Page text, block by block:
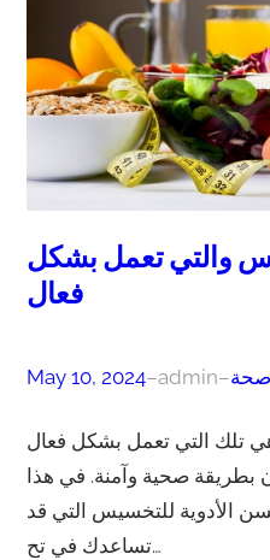
والتي تعمل بشكل
فعال
May 10, 2024–admin–صحة
تلك التي تعمل بشكل فعال
بطريقة صحية وآمنة. في هذا
الأدوية للتخسيس التي قد
تساعدك في تح…